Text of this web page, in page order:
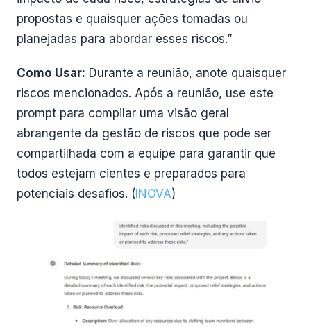
propostas e quaisquer ações tomadas ou
planejadas para abordar esses riscos.”
Como Usar: Durante a reunião, anote quaisquer
riscos mencionados. Após a reunião, use este
prompt para compilar uma visão geral
abrangente da gestão de riscos que pode ser
compartilhada com a equipe para garantir que
todos estejam cientes e preparados para
potenciais desafios. ( INOVA)